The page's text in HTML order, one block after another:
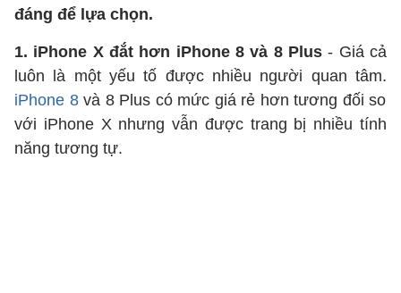
đáng để lựa chọn.
1. iPhone X đắt hơn iPhone 8 và 8 Plus - Giá cả
luôn là một yếu tố được nhiều người quan tâm.
iPhone 8và 8 Plus có mức giá rẻ hơn tương đối so
với iPhone X nhưng vẫn được trang bị nhiều tính
năng tương tự.